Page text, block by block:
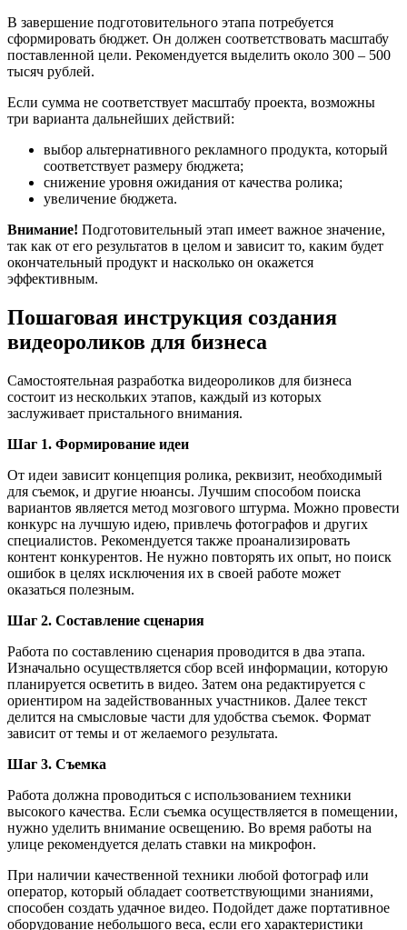
В завершение подготовительного этапа потребуется
сформировать бюджет. Он должен соответствовать масштабу
поставленной цели. Рекомендуется выделить около 300 – 500
тысяч рублей.
Если сумма не соответствует масштабу проекта, возможны
три варианта дальнейших действий:
выбор альтернативного рекламного продукта, который
соответствует размеру бюджета;
снижение уровня ожидания от качества ролика;
увеличение бюджета.
Внимание! Подготовительный этап имеет важное значение,
так как от его результатов в целом и зависит то, каким будет
окончательный продукт и насколько он окажется
эффективным.
Пошаговая инструкция создания
видеороликов для бизнеса
Самостоятельная разработка видеороликов для бизнеса
состоит из нескольких этапов, каждый из которых
заслуживает пристального внимания.
Шаг 1. Формирование идеи
От идеи зависит концепция ролика, реквизит, необходимый
для съемок, и другие нюансы. Лучшим способом поиска
вариантов является метод мозгового штурма. Можно провести
конкурс на лучшую идею, привлечь фотографов и других
специалистов. Рекомендуется также проанализировать
контент конкурентов. Не нужно повторять их опыт, но поиск
ошибок в целях исключения их в своей работе может
оказаться полезным.
Шаг 2. Составление сценария
Работа по составлению сценария проводится в два этапа.
Изначально осуществляется сбор всей информации, которую
планируется осветить в видео. Затем она редактируется с
ориентиром на задействованных участников. Далее текст
делится на смысловые части для удобства съемок. Формат
зависит от темы и от желаемого результата.
Шаг 3. Съемка
Работа должна проводиться с использованием техники
высокого качества. Если съемка осуществляется в помещении,
нужно уделить внимание освещению. Во время работы на
улице рекомендуется делать ставки на микрофон.
При наличии качественной техники любой фотограф или
оператор, который обладает соответствующими знаниями,
способен создать удачное видео. Подойдет даже портативное
оборудование небольшого веса, если его характеристики